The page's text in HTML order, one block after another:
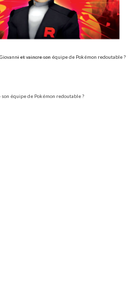
et vaincre son équipe de Pokémon redoutable ?
équipe de Pokémon redoutable ?